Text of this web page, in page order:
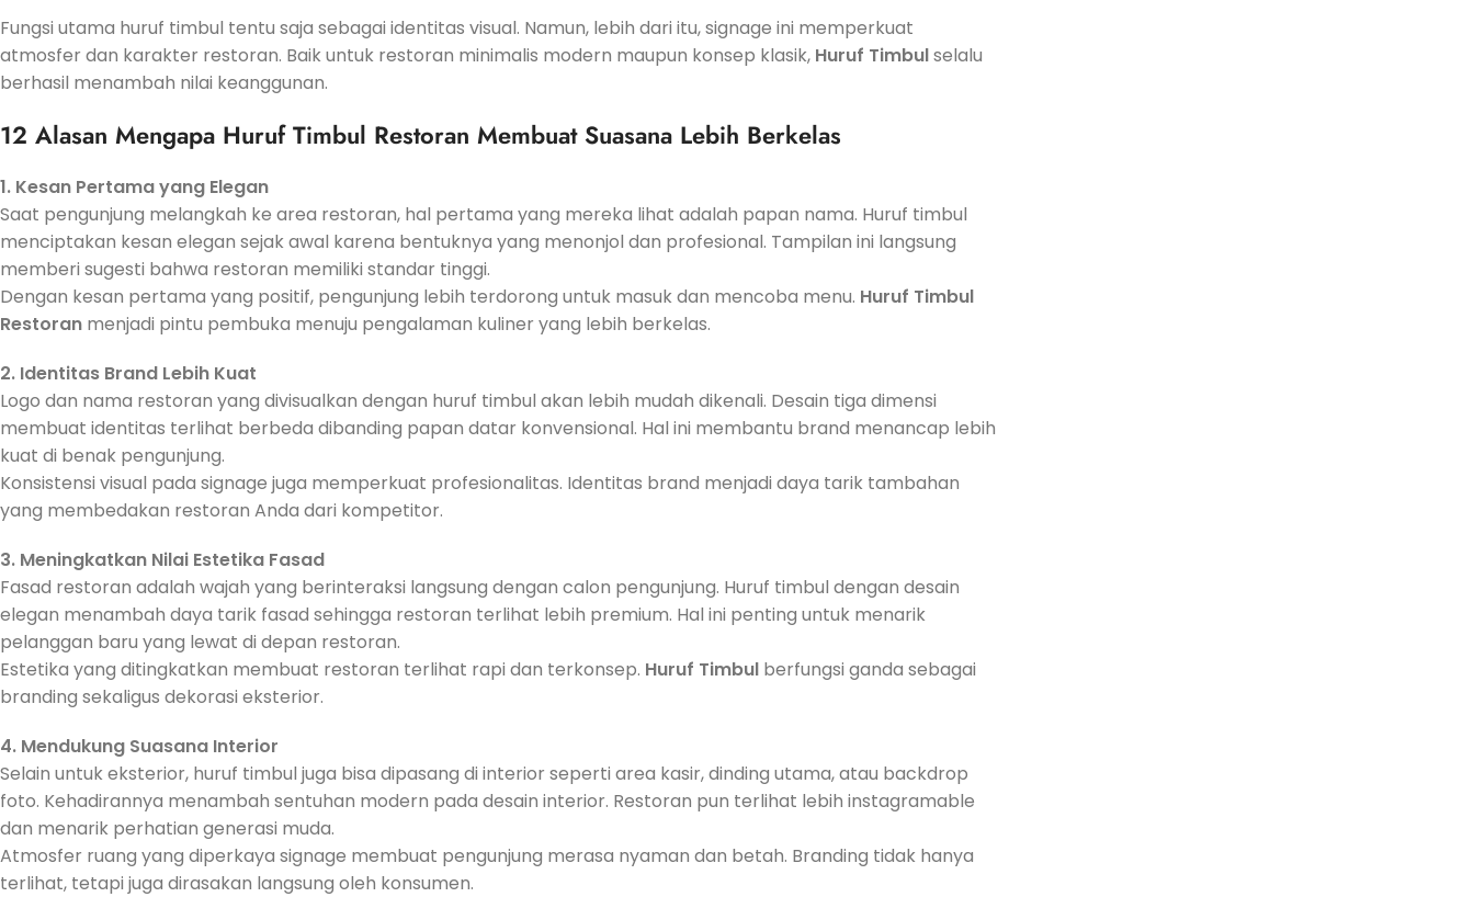
Fungsi utama huruf timbul tentu saja sebagai identitas visual. Namun, lebih dari itu, signage ini memperkuat
atmosfer dan karakter restoran. Baik untuk restoran minimalis modern maupun konsep klasik, Huruf Timbulselalu
berhasil menambah nilai keanggunan.
12 Alasan Mengapa Huruf Timbul Restoran Membuat Suasana Lebih Berkelas
1. Kesan Pertama yang Elegan
Saat pengunjung melangkah ke area restoran, hal pertama yang mereka lihat adalah papan nama. Huruf timbul
menciptakan kesan elegan sejak awal karena bentuknya yang menonjol dan profesional. Tampilan ini langsung
memberi sugesti bahwa restoran memiliki standar tinggi.
Dengan kesan pertama yang positif, pengunjung lebih terdorong untuk masuk dan mencoba menu. Huruf Timbul
Restoran menjadi pintu pembuka menuju pengalaman kuliner yang lebih berkelas.
2. Identitas Brand Lebih Kuat
Logo dan nama restoran yang divisualkan dengan huruf timbul akan lebih mudah dikenali. Desain tiga dimensi
membuat identitas terlihat berbeda dibanding papan datar konvensional. Hal ini membantu brand menancap lebih
kuat di benak pengunjung.
Konsistensi visual pada signage juga memperkuat profesionalitas. Identitas brand menjadi daya tarik tambahan
yang membedakan restoran Anda dari kompetitor.
3. Meningkatkan Nilai Estetika Fasad
Fasad restoran adalah wajah yang berinteraksi langsung dengan calon pengunjung. Huruf timbul dengan desain
elegan menambah daya tarik fasad sehingga restoran terlihat lebih premium. Hal ini penting untuk menarik
pelanggan baru yang lewat di depan restoran.
Estetika yang ditingkatkan membuat restoran terlihat rapi dan terkonsep. Huruf Timbul berfungsi ganda sebagai
branding sekaligus dekorasi eksterior.
4. Mendukung Suasana Interior
Selain untuk eksterior, huruf timbul juga bisa dipasang di interior seperti area kasir, dinding utama, atau backdrop
foto. Kehadirannya menambah sentuhan modern pada desain interior. Restoran pun terlihat lebih instagramable
dan menarik perhatian generasi muda.
Atmosfer ruang yang diperkaya signage membuat pengunjung merasa nyaman dan betah. Branding tidak hanya
terlihat, tetapi juga dirasakan langsung oleh konsumen.